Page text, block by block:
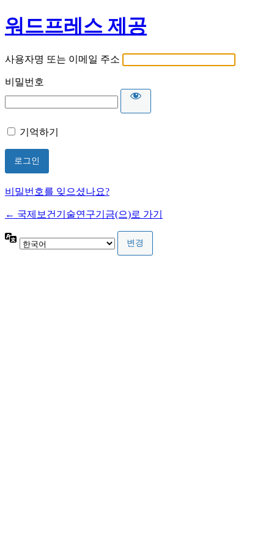
워드프레스 제공
사용자명 또는 이메일 주소
비밀번호
기억하기
비밀번호를 잊으셨나요?
← 국제보건기술연구기금(으)로 가기
언
어